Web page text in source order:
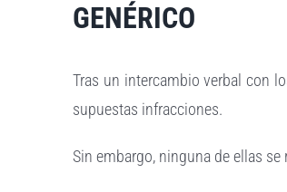
GENÉRICO
Tras un intercambio verbal con
supuestas infracciones.
Sin embargo, ninguna de ellas